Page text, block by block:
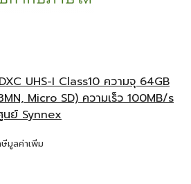
UHS-I Class10 ความจุ 64GB
Micro SD) ความเร็ว 100MB/s
นย์ Synnex
มูลค่าเพิ่ม